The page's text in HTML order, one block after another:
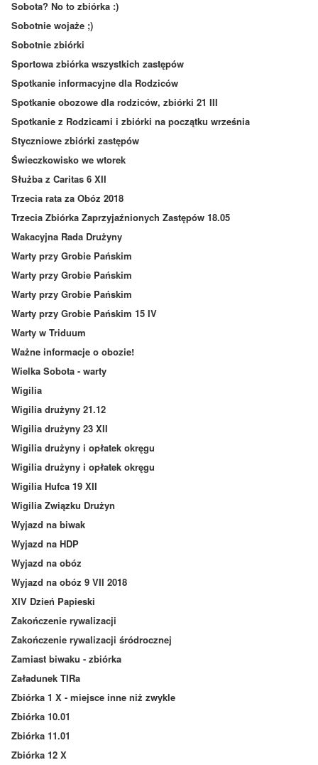
Sobota? No to zbiórka :)
Sobotnie wojaże ;)
Sobotnie zbiórki
Sportowa zbiórka wszystkich zastępów
Spotkanie informacyjne dla Rodziców
Spotkanie obozowe dla rodziców, zbiórki 21 III
Spotkanie z Rodzicami i zbiórki na początku września
Styczniowe zbiórki zastępów
Świeczkowisko we wtorek
Służba z Caritas 6 XII
Trzecia rata za Obóz 2018
Trzecia Zbiórka Zaprzyjaźnionych Zastępów 18.05
Wakacyjna Rada Drużyny
Warty przy Grobie Pańskim
Warty przy Grobie Pańskim
Warty przy Grobie Pańskim
Warty przy Grobie Pańskim 15 IV
Warty w Triduum
Ważne informacje o obozie!
Wielka Sobota - warty
Wigilia
Wigilia drużyny 21.12
Wigilia drużyny 23 XII
Wigilia drużyny i opłatek okręgu
Wigilia drużyny i opłatek okręgu
Wigilia Hufca 19 XII
Wigilia Związku Drużyn
Wyjazd na biwak
Wyjazd na HDP
Wyjazd na obóz
Wyjazd na obóz 9 VII 2018
XIV Dzień Papieski
Zakończenie rywalizacji
Zakończenie rywalizacji śródrocznej
Zamiast biwaku - zbiórka
Załadunek TIRa
Zbiórka 1 X - miejsce inne niż zwykle
Zbiórka 10.01
Zbiórka 11.01
Zbiórka 12 X